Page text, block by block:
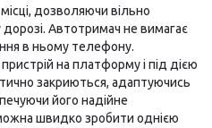
дозволяючи вільно
Автотримач не вимагає
в ньому телефону.
на платформу і під дією
закриються, адаптуючись
його надійне
швидко зробити однією